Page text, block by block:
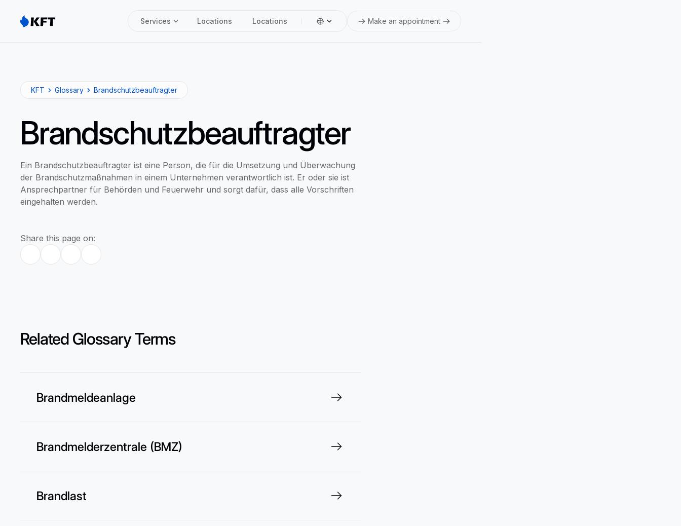
Services Locations Locations Make an appointment
KFT Glossary Brandschutzbeauftragter
Brandschutzbeauftragter
Ein Brandschutzbeauftragter ist eine Person, die für die Umsetzung und Überwachung
der Brandschutzmaßnahmen in einem Unternehmen verantwortlich ist. Er oder sie ist
Ansprechpartner für Behörden und Feuerwehr und sorgt dafür, dass alle Vorschriften
eingehalten werden.
Share this page on:
Related Glossary Terms
Brandmeldeanlage
Brandmelderzentrale (BMZ)
Brandlast